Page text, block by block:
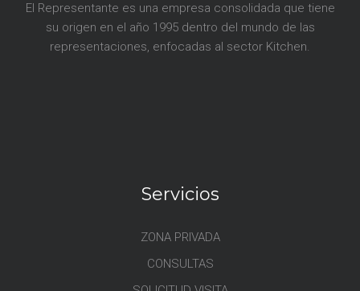
El Representante es una empresa consolidada que tiene
su origen en el año 1995 dentro del mundo de las
representaciones, enfocadas al sector Kitchen.
Servicios
ZONA PRIVADA
CONSULTAS